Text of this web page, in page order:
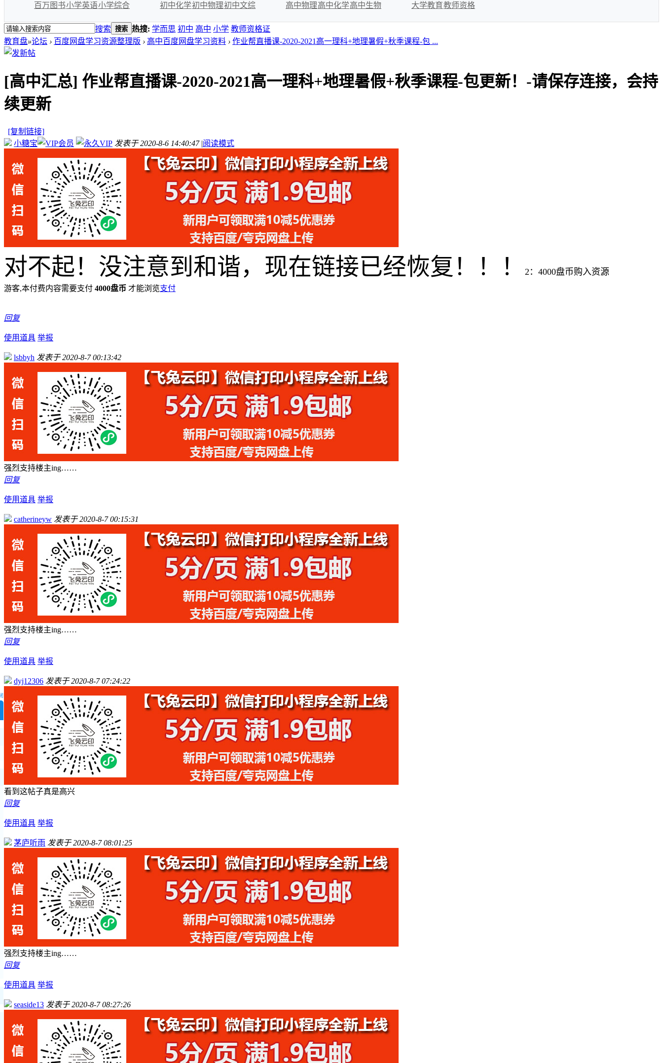
百万图书小学英语小学综合
初中化学初中物理初中文综
高中物理高中化学高中生物
大学教育教师资格
搜索 搜索 热搜: 学而思 初中 高中 小学 教师资格证
教育盘»论坛 › 百度网盘学习资源整理版 › 高中百度网盘学习资料 › 作业帮直播课-2020-2021高一理科+地理暑假+秋季课程-包 ...
[高中汇总] 作业帮直播课-2020-2021高一理科+地理暑假+秋季课程-包更新！-请保存连接，会持
续更新
[复制链接]
小糖宝
发表于 2020-8-6 14:40:47 |阅读模式
对不起！没注意到和谐，现在链接已经恢复！！！ 2：4000盘币购入资源
游客,本付费内容需要支付 4000盘币 才能浏览支付
回复
使用道具 举报
lsbbyh 发表于 2020-8-7 00:13:42
强烈支持楼主ing……
回复
使用道具 举报
catherineyw 发表于 2020-8-7 00:15:31
强烈支持楼主ing……
回复
使用道具 举报
dyj12306 发表于 2020-8-7 07:24:22
看到这帖子真是高兴
回复
使用道具 举报
茅庐听雨 发表于 2020-8-7 08:01:25
强烈支持楼主ing……
回复
使用道具 举报
seaside13 发表于 2020-8-7 08:27:26